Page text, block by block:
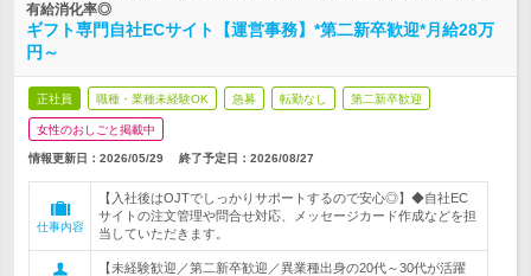
有給消化率◎
ギフト専門自社ECサイト【運営事務】*第二新卒歓迎*月給28万
円～
正社員 職種・業種未経験OK 急募 転勤なし 第二新卒歓迎
女性のおしごと掲載中
情報更新日：2026/05/29 終了予定日： 2026/08/27
仕事内容
【入社後はOJTでしっかりサポートするので安心◎】◆自社EC
サイトの注文管理や問合せ対応、メッセージカード作成などを担
当していただきます。
【未経験歓迎／第二新卒歓迎／異業種出身の20代～30代が活躍